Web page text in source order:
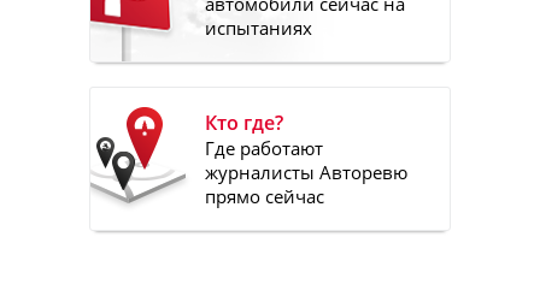
испытаниях
Кто где?
Где работают
журналисты Авторевю
прямо сейчас